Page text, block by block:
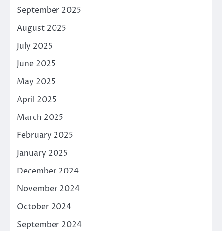
September 2025
August 2025
July 2025
June 2025
May 2025
April 2025
March 2025
February 2025
January 2025
December 2024
November 2024
October 2024
September 2024